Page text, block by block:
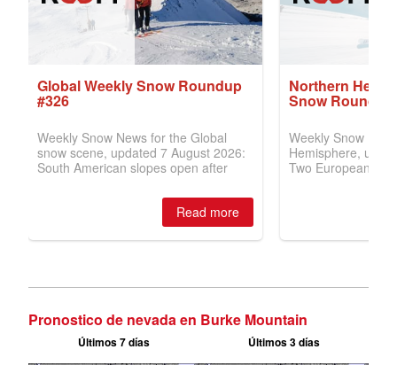
Pronostico de nevada en Burke Mountain
Últimos 7 días Últimos 3 días